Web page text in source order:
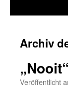
Archiv
Veröffentlicht